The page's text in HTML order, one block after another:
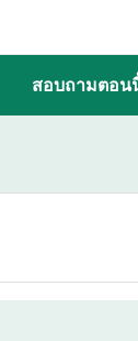
สอบถามตอน